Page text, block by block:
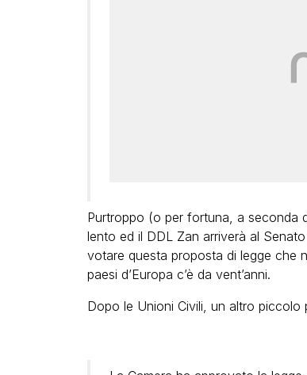
Purtroppo (o per fortuna, a seconda
lento ed il DDL Zan arriverà al
votare questa proposta di legge che
paesi d’Europa c’è da vent’anni.
Dopo le Unioni Civili, un altro piccolo